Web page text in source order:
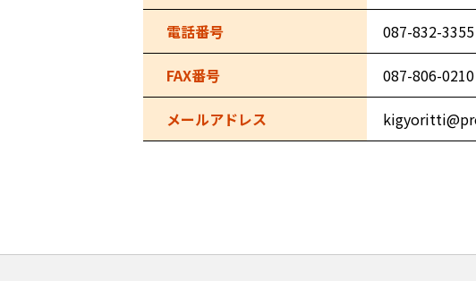
電話番号 087-832-3355
FAX番号 087-806-0210
メールアドレス